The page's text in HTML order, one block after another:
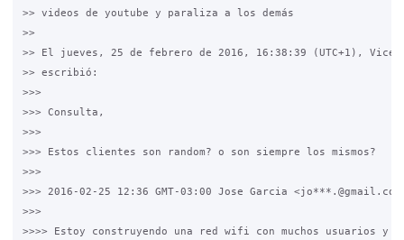
>> videos de youtube y paraliza a los demás
>>
>> El jueves, 25 de febrero de 2016, 16:38:39 (UTC+1),
>> escribió:
>>>
>>> Consulta,
>>>
>>> Estos clientes son random? o son siempre los mismos?
>>>
>>> 2016-02-25 12:36 GMT-03:00 Jose Garcia
>>>
>>>> Estoy construyendo una red wifi con muchos usuarios y